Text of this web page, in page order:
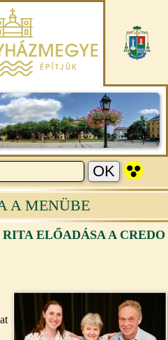
A MENÜBE
ELŐADÁSA A CREDO